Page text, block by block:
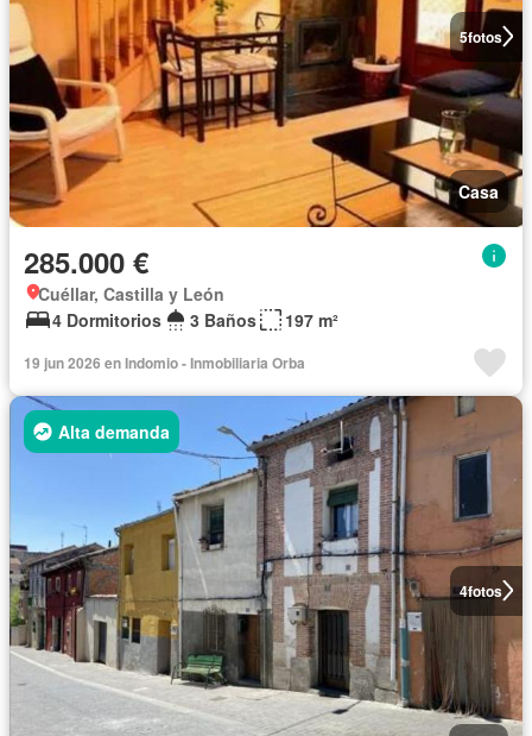
5fotos
Casa
285.000 €
Cuéllar, Castilla y León
4 Dormitorios
3 Baños 197 m²
19 jun 2026 en Indomio - Inmobiliaria Orba
4fotos
Alta demanda